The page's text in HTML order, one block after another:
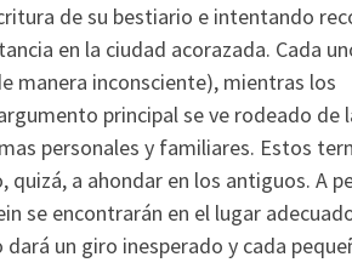
de su bestiario e intentando
en la ciudad acorazada. Cada
manera inconsciente), mientras los
principal se ve rodeado de
personales y familiares. Estos
a ahondar en los antiguos. A
se encontrarán en el lugar
un giro inesperado y cada